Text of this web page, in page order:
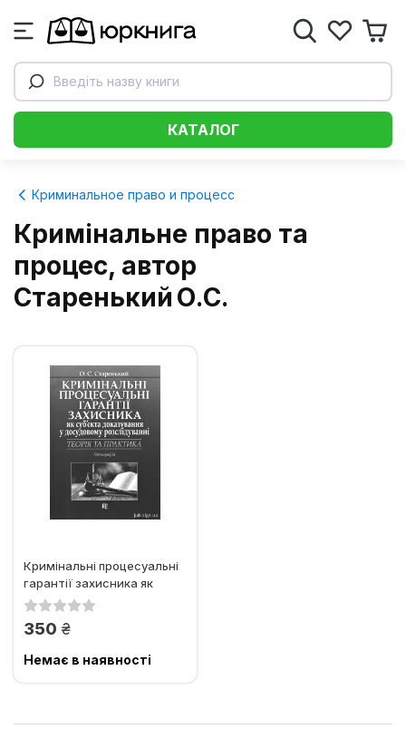
Введіть назву книги
КАТАЛОГ
Криминальное право и процесс
Кримінальне право та
процес, автор
Старенький О.С.
Кримінальні процесуальні
гарантії захисника як
суб’єкта доказування у...
350 грн.
Немає в наявності